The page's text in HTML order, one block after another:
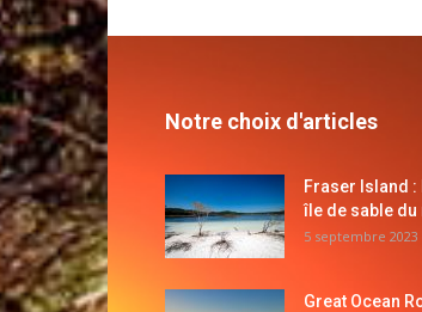
Notre choix d'articles
Fraser Island
île de sable
5 septembre 2023
Great Ocean